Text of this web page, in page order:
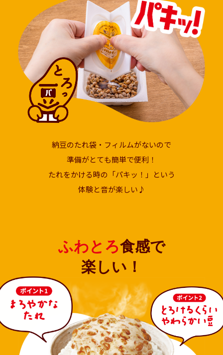
クイック調味料 レモン果汁
炊き込みご飯の素 米飯用調味液
かおりの蔵
つゆ
鍋なび
納豆のサイト
PIN印
三ツ判山吹
千夜
お酢を知ろう！
ロングセラー商品 ＋ おすすめレシピ
人気商品 ＋ おすすめレシピ
ミツカンの歴史
水の文化センター（アーカイブ）
ZENB initiative
MIM（ミツカンミュージアム）
各部門が大切にしていること
おいしさと健康への取り組み
キッザニア東京「ぽん酢工房」
ニュースリリース
お客様相談センター
お客様の声をいかしました
販売終了製品のご案内
地図から取り扱い店舗を探す
検索
業務用サイト ミツカングループについて 製造所固有記号一覧
納豆のたれ袋・フィルムがないので
準備がとても簡単で便利！
たれをかける時の「パキッ！」という
体験と音が楽しい♪
ふわとろ食感で
楽しい！